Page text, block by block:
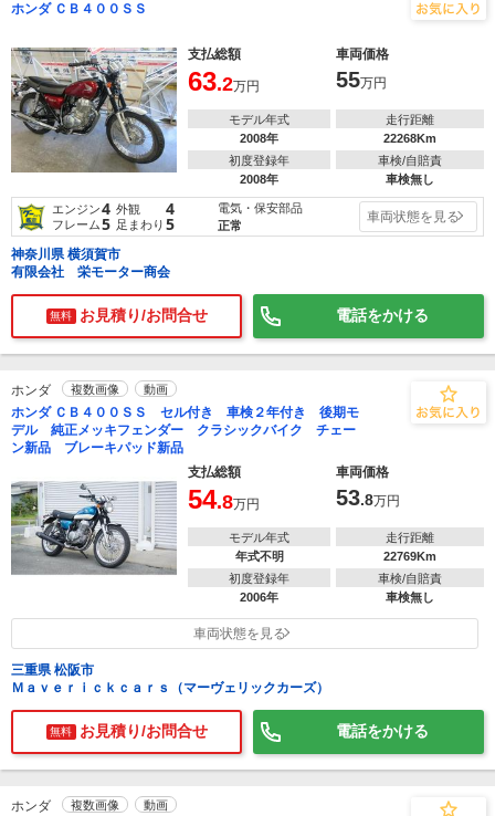
ホンダ ＣＢ４００ＳＳ
支払総額 車両価格
63.2万円 55万円
モデル年式
2008年
走行距離
22268Km
初度登録年
2008年
車検/自賠責
車検無し
エンジン4 外観 4
フレーム5 足まわり 5
電気・保安部品
正常
車両状態を見る
神奈川県 横須賀市
有限会社 栄モーター商会
無料 お見積り/お問合せ 電話をかける
ホンダ 複数画像 動画
ホンダ ＣＢ４００ＳＳ セル付き 車検２年付き 後期モ
デル 純正メッキフェンダー クラシックバイク チェー
ン新品 ブレーキパッド新品
支払総額
車両価格
54.8万円 53.8万円
モデル年式
年式不明
走行距離
22769Km
初度登録年
2006年
車検/自賠責
車検無し
車両状態を見る
三重県 松阪市
Ｍａｖｅｒｉｃｋｃａｒｓ（マーヴェリックカーズ）
無料 お見積り/お問合せ 電話をかける
ホンダ 複数画像 動画